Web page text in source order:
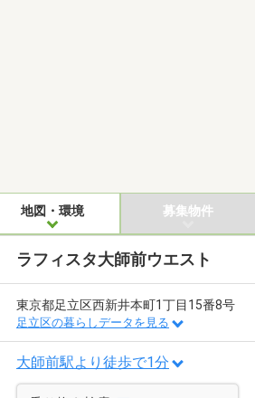
地図・環境 募集物件
ラフィスタ大師前ウエスト
東京都足立区西新井本町1丁目15番8号
足立区の暮らしデータを見る
大師前駅より徒歩で1分